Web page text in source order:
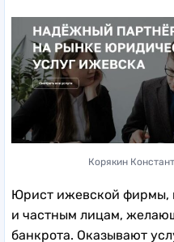
Корякин
Юрист ижевской фирмы,
и частным лицам,
банкрота. Оказывают